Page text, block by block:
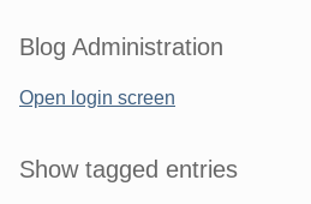
Blog Administration
Open login screen
Show tagged entries